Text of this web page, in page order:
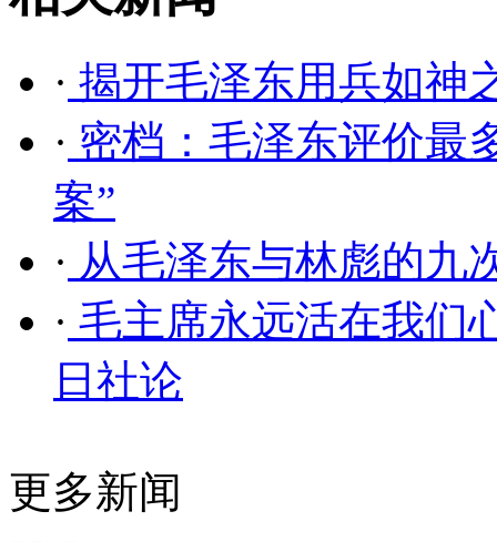
· 揭开毛泽东用兵如神
· 密档：毛泽东评价最
案”
· 从毛泽东与林彪的九
· 毛主席永远活在我们
日社论
更多新闻